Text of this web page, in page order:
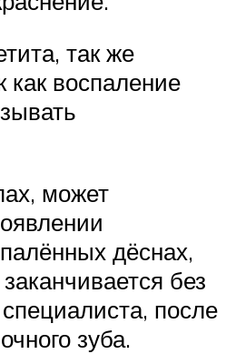
так же
как воспаление
может
дёснах,
без
после
зуба.